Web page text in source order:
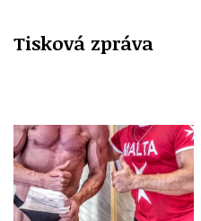
Tisková zpráva